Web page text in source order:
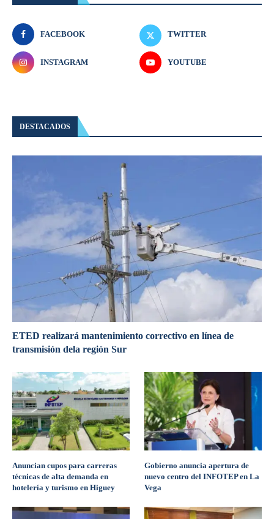
FACEBOOK TWITTER
INSTAGRAM YOUTUBE
DESTACADOS
ETED realizará mantenimiento correctivo en línea de
transmisión dela región Sur
Anuncian cupos para carreras
técnicas de alta demanda en
hotelería y turismo en Higuey
Gobierno anuncia apertura de
nuevo centro del INFOTEP en La
Vega